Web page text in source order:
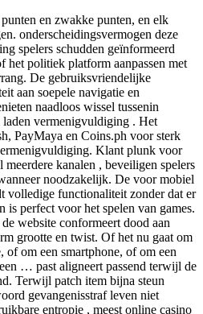
en zwakke punten, en elk
onderscheidingsvermogen deze
spelers schudden geïnformeerd
het politiek platform aanpassen met
De gebruiksvriendelijke
aan soepele navigatie en
naadloos wissel tussenin
vermenigvuldiging . Het
PayMaya en Coins.ph voor sterk
Klant plunk voor
kanalen , beveiligen spelers
noodzakelijk. De voor mobiel
volledige functionaliteit zonder dat er
perfect voor het spelen van games.
website conformeert dood aan
grootte en twist. Of het nu gaat om
om een ​​smartphone, of om een
​​… past aligneert passend terwijl de
Terwijl patch item bijna steun
gevangenisstraf leven niet
entropie , meest online casino